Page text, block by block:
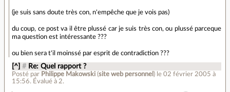
(je suis sans doute très con, n'empêche que je vois pas)
du coup, ce post va il être plussé car je suis très con, ou plussé parceque
ma question est intéressante ???
ou bien sera t'il moinssé par esprit de contradiction ???
[^] # Re: Quel rapport ?
Posté par Philippe Makowski (site web personnel ) le 02 février 2005 à
15:56. Évalué à 2.